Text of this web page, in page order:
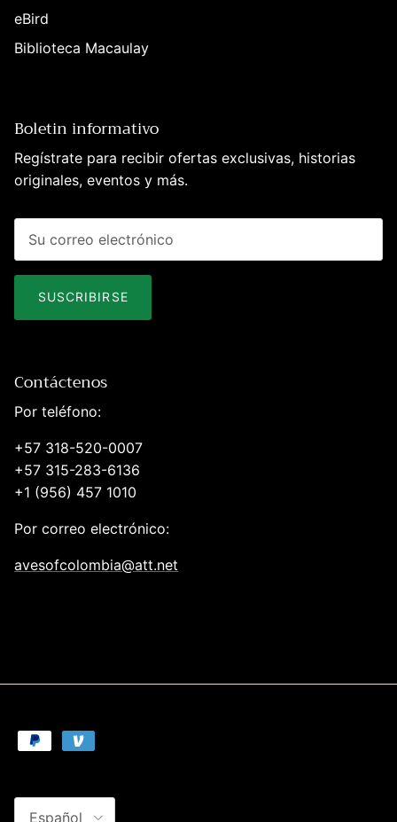
eBird
Biblioteca Macaulay
Boletin informativo
Regístrate para recibir ofertas exclusivas, historias
originales, eventos y más.
SUSCRIBIRSE
Contáctenos
Por teléfono:
+57 318-520-0007
+57 315-283-6136
+1 (956) 457 1010
Por correo electrónico:
avesofcolombia@att.net
Español